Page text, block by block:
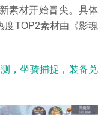
素材开始冒尖。具体
度TOP2素材由《影魂
，坐骑捕捉，装备兑